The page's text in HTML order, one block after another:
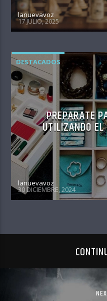
lanuevavoz
17 JULIO, 2025
DESTACADOS
PREPARATE
UTILIZANDO
lanuevavoz
30 DICIEMBRE, 2024